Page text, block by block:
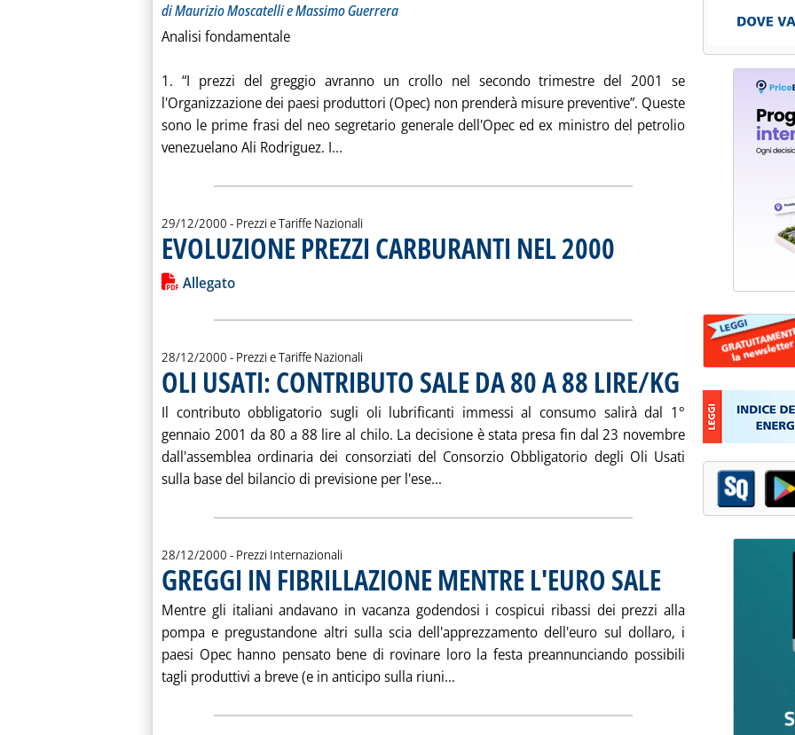
di Maurizio Moscatelli e Massimo Guerrera
Analisi fondamentale
1. “I prezzi del greggio avranno un crollo nel secondo trimestre del 2001 se
l'Organizzazione dei paesi produttori (Opec) non prenderà misure preventive”. Queste
sono le prime frasi del neo segretario generale dell'Opec ed ex ministro del petrolio
venezuelano Ali Rodriguez. I... Leggi tutta la notizia: 'MERCATI A TERMINE & MERCATI DEI GREGGI'
29/12/2000 - Prezzi e Tariffe Nazionali
EVOLUZIONE PREZZI CARBURANTI NEL 2000 . Pubblicata venerdì 29 dicembre 2000
Leggi tutta la notizia: 'EVOLUZIONE PREZZI CARBURANTI NEL 2000'
Lista allegati PDF alla notizia
Allegato
28/12/2000 - Prezzi e Tariffe Nazionali
OLI USATI: CONTRIBUTO SALE DA 80 A 88 LIRE/KG . Pubblicata giovedì 28
Il contributo obbligatorio sugli oli lubrificanti immessi al consumo salirà dal 1°
gennaio 2001 da 80 a 88 lire al chilo. La decisione è stata presa fin dal 23 novembre
dall'assemblea ordinaria dei consorziati del Consorzio Obbligatorio degli Oli Usati
sulla base del bilancio di previsione per l'ese... Leggi tutta la notizia: 'OLI USATI: CONTRIBUTO SALE
28/12/2000 - Prezzi Internazionali
GREGGI IN FIBRILLAZIONE MENTRE L'EURO SALE . Pubblicata giovedì 28
Mentre gli italiani andavano in vacanza godendosi i cospicui ribassi dei prezzi alla
pompa e pregustandone altri sulla scia dell'apprezzamento dell'euro sul dollaro, i
paesi Opec hanno pensato bene di rovinare loro la festa preannunciando possibili
tagli produttivi a breve (e in anticipo sulla riuni... Leggi tutta la notizia: 'GREGGI IN FIBRILLAZIONE